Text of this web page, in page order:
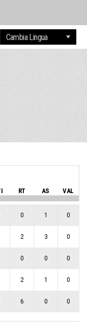
RT AS VAL
0 1 0
2 3 0
0 0 0
2 1 0
6 0 0